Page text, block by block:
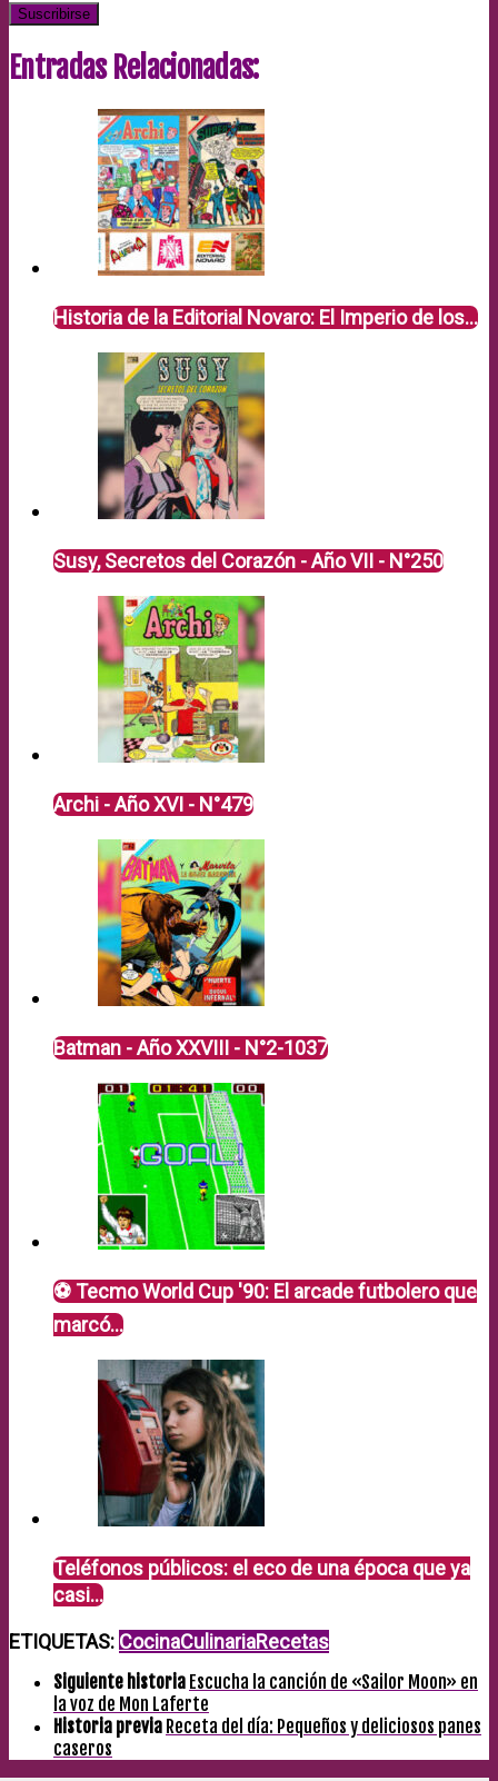
Entradas Relacionadas:
Historia de la Editorial Novaro: El Imperio de los…
Susy, Secretos del Corazón - Año VII - N°250
Archi - Año XVI - N°479
Batman - Año XXVIII - N°2-1037
⚽ Tecmo World Cup '90: El arcade futbolero que
marcó…
Teléfonos públicos: el eco de una época que ya
casi…
ETIQUETAS: CocinaCulinariaRecetas
Siguiente historia Escucha la canción de «Sailor Moon» en
la voz de Mon Laferte
Historia previa Receta del día: Pequeños y deliciosos panes
caseros